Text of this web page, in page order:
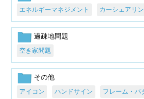
エネルギーマネジメント カーシェアリ
過疎地問題
空き家問題
その他
アイコン ハンドサイン フレーム・パ